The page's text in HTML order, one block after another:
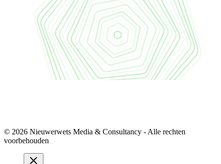
© 2026 Nieuwerwets Media & Consultancy - Alle rechten
voorbehouden